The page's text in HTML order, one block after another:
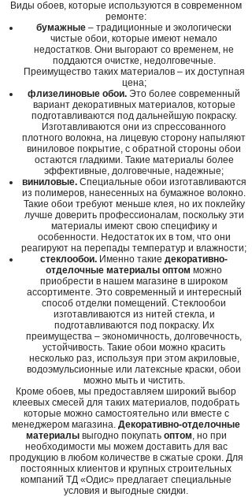
Виды обоев, которые используются в современном
ремонте:
бумажные – традиционные и экологически
чистые обои, которые имеют немало
недостатков. Они выгорают со временем, не
поддаются очистке, недолговечные.
Преимущество таких материалов – их доступная
цена;
флизелиновые обои. Это более современный
вариант декоративных материалов, которые
подготавливаются под дальнейшую покраску.
Изготавливаются они из спрессованного
плотного волокна, на лицевую сторону напыляют
виниловое покрытие, с обратной стороны обои
остаются гладкими. Такие материалы более
эффективные, долговечные, надежные;
виниловые.Специальные обои изготавливаются
из полимеров, нанесенных на бумажное волокно.
Такие обои требуют меньше клея, но их поклейку
лучше доверить профессионалам, поскольку эти
материалы имеют свою специфику и
особенности. Недостаток их в том, что они
реагируют на перепады температур и влажности;
стеклообои. Именно такие декоративно-
отделочные материалы оптом можно
приобрести в нашем магазине в широком
ассортименте. Это современный и интересный
способ отделки помещений. Стеклообои
изготавливаются из нитей стекла, и
подготавливаются под покраску. Их
преимущества – экономичность, долговечность,
устойчивость. Такие обои можно красить
несколько раз, используя при этом акриловые,
водоэмульсионные или латексные краски, обои
можно мыть и чистить.
Кроме обоев, мы предоставляем широкий выбор
клеевых смесей для таких материалов, подобрать
которые можно самостоятельно или вместе с
менеджером магазина. Декоративно-отделочные
материалывыгодно покупать оптом, но при
необходимости мы можем доставить для вас
продукцию в любом количестве в сжатые сроки. Для
постоянных клиентов и крупных строительных
компаний ТД «Одис» предлагает специальные
условия и выгодные скидки.